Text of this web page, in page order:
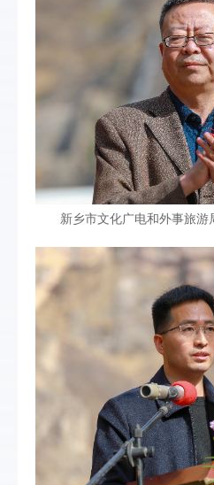
新乡市文化广电和外事旅